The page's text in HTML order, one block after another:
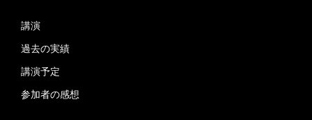
講演
過去の実績
講演予定
参加者の感想